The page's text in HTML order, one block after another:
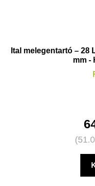
Ital melegentartó – 28
mm -
(